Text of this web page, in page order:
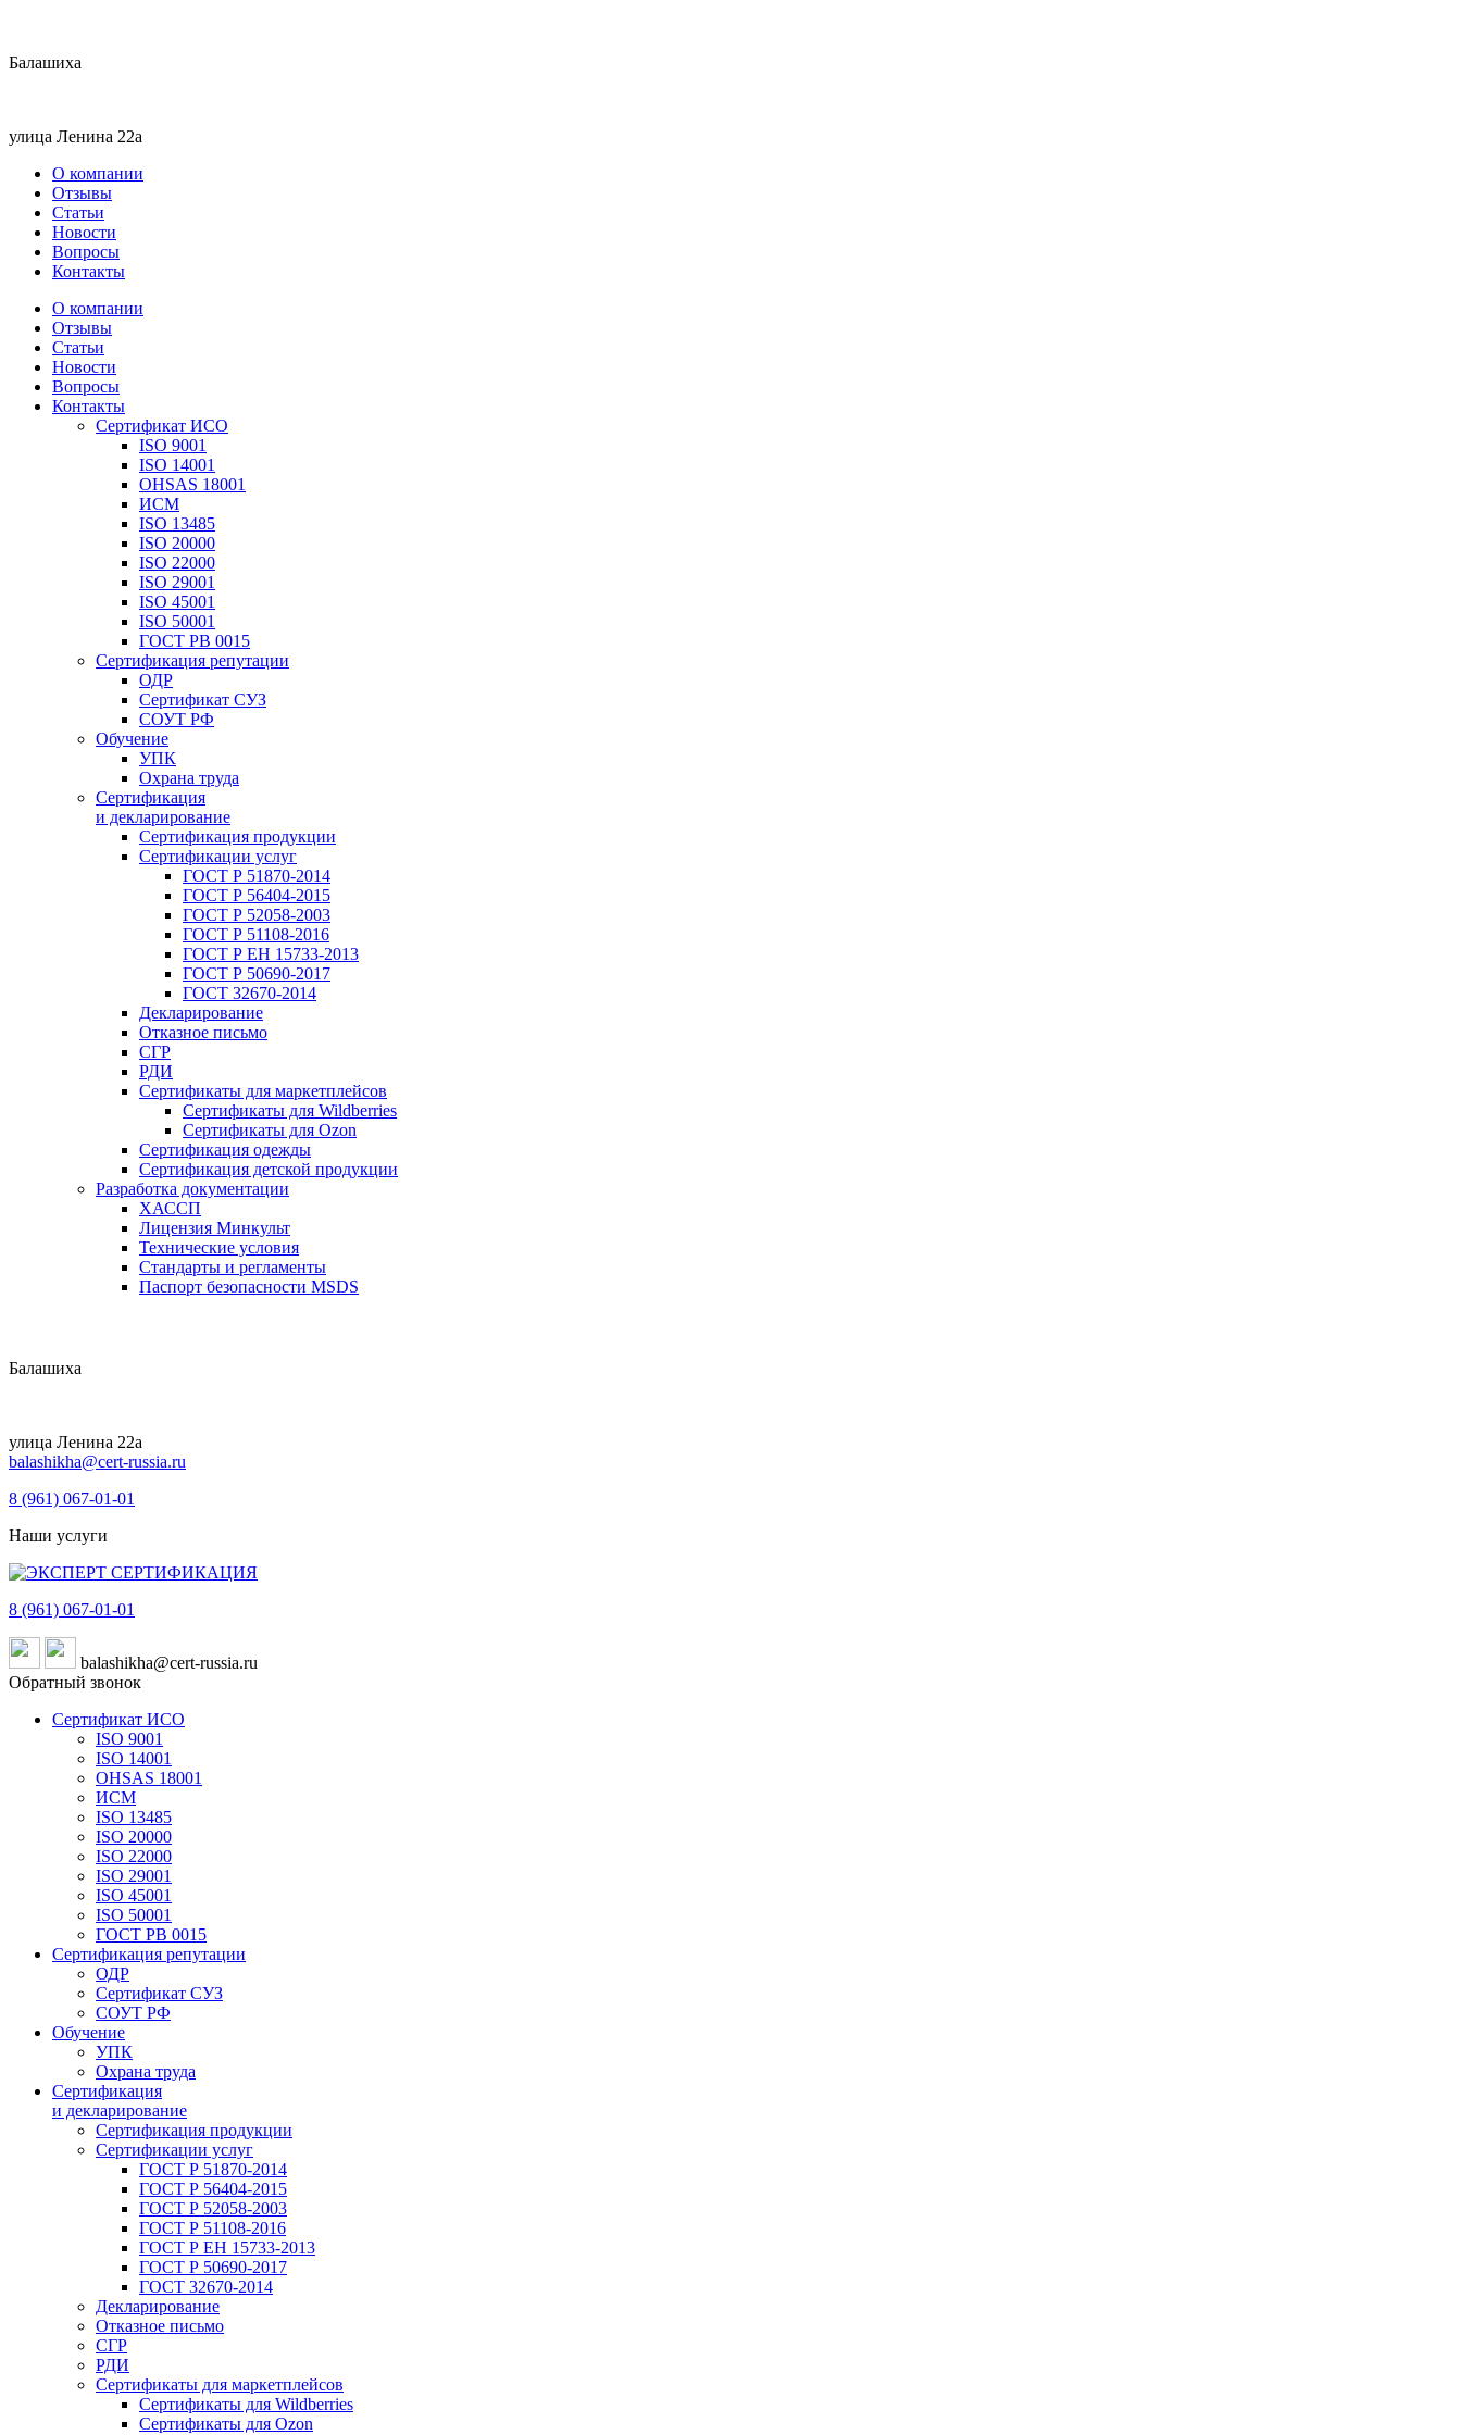
Балашиха
улица Ленина 22a
О компании
Отзывы
Статьи
Новости
Вопросы
Контакты
О компании
Отзывы
Статьи
Новости
Вопросы
Контакты
Сертификат ИСО
ISO 9001
ISO 14001
OHSAS 18001
ИСМ
ISO 13485
ISO 20000
ISO 22000
ISO 29001
ISO 45001
ISO 50001
ГОСТ РВ 0015
Сертификация репутации
ОДР
Сертификат СУЗ
СОУТ РФ
Обучение
УПК
Охрана труда
Сертификация
и декларирование
Сертификация продукции
Сертификации услуг
ГОСТ Р 51870-2014
ГОСТ Р 56404-2015
ГОСТ Р 52058-2003
ГОСТ Р 51108-2016
ГОСТ Р ЕН 15733-2013
ГОСТ Р 50690-2017
ГОСТ 32670-2014
Декларирование
Отказное письмо
СГР
РДИ
Сертификаты для маркетплейсов
Сертификаты для Wildberries
Сертификаты для Ozon
Сертификация одежды
Сертификация детской продукции
Разработка документации
ХАССП
Лицензия Минкульт
Технические условия
Стандарты и регламенты
Паспорт безопасности MSDS
Балашиха
улица Ленина 22a
balashikha@cert-russia.ru
8 (961) 067-01-01
Наши услуги
8 (961) 067-01-01
balashikha@cert-russia.ru
Обратный звонок
Сертификат ИСО
ISO 9001
ISO 14001
OHSAS 18001
ИСМ
ISO 13485
ISO 20000
ISO 22000
ISO 29001
ISO 45001
ISO 50001
ГОСТ РВ 0015
Сертификация репутации
ОДР
Сертификат СУЗ
СОУТ РФ
Обучение
УПК
Охрана труда
Сертификация
и декларирование
Сертификация продукции
Сертификации услуг
ГОСТ Р 51870-2014
ГОСТ Р 56404-2015
ГОСТ Р 52058-2003
ГОСТ Р 51108-2016
ГОСТ Р ЕН 15733-2013
ГОСТ Р 50690-2017
ГОСТ 32670-2014
Декларирование
Отказное письмо
СГР
РДИ
Сертификаты для маркетплейсов
Сертификаты для Wildberries
Сертификаты для Ozon